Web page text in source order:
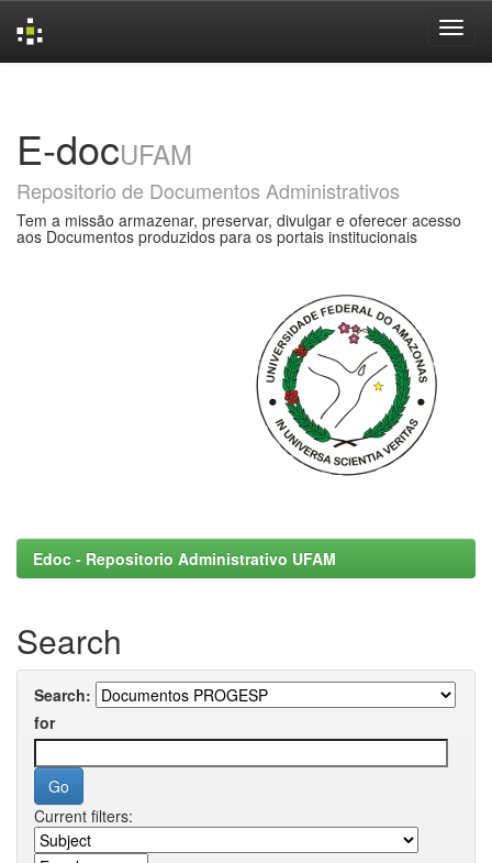
E-docUFAM
Repositorio de Documentos Administrativos
Tem a missão armazenar, preservar, divulgar e oferecer acesso
aos Documentos produzidos para os portais institucionais
Edoc - Repositorio Administrativo UFAM
Search
Search:
for
Current filters: